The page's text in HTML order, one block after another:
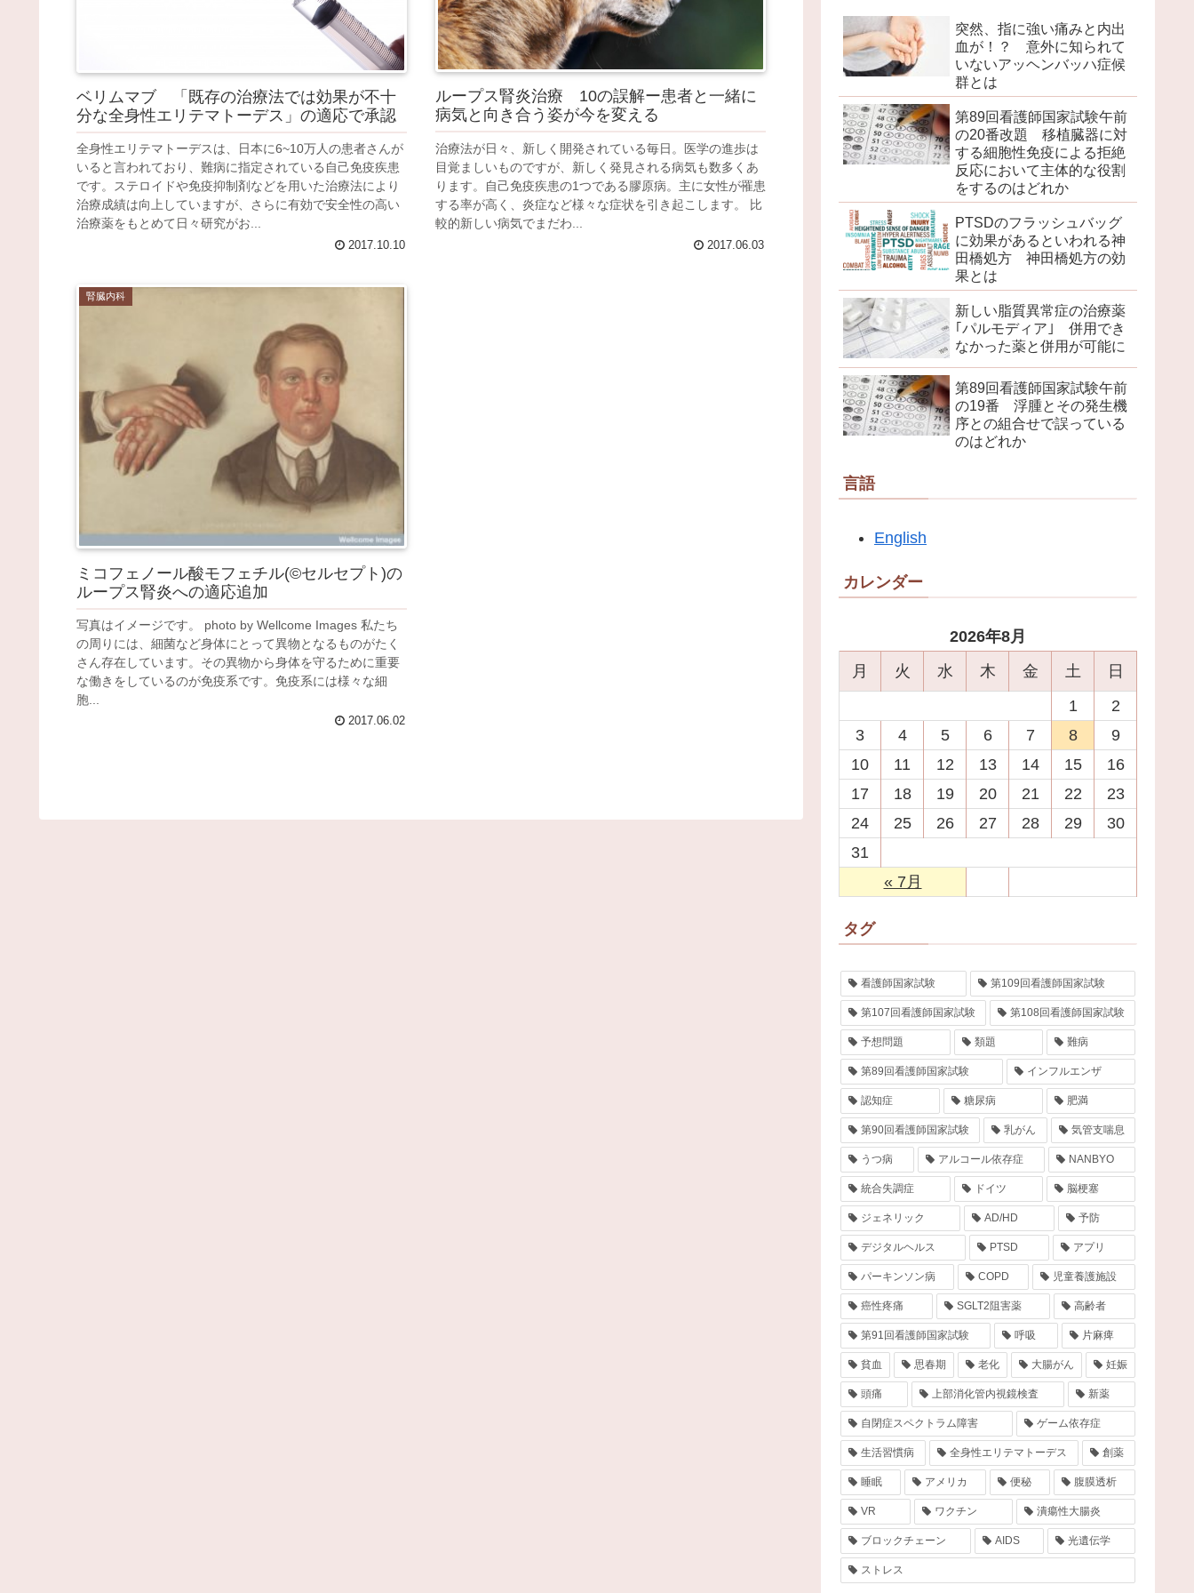
ベリムマブ 「既存の治療法では効果が不十
分な全身性エリテマトーデス」の適応で承認
全身性エリテマトーデスは、日本に6~10万人の患者さんが
いると言われており、難病に指定されている自己免疫疾患
です。ステロイドや免疫抑制剤などを用いた治療法により
治療成績は向上していますが、さらに有効で安全性の高い
治療薬をもとめて日々研究がお...
2017.10.10
ループス腎炎治療 10の誤解ー患者と一緒に
病気と向き合う姿が今を変える
治療法が日々、新しく開発されている毎日。医学の進歩は
目覚ましいものですが、新しく発見される病気も数多くあ
ります。自己免疫疾患の1つである膠原病。主に女性が罹患
する率が高く、炎症など様々な症状を引き起こします。 比
較的新しい病気でまだわ...
2017.06.03
腎臓内科
ミコフェノール酸モフェチル(©セルセプト)の
ループス腎炎への適応追加
写真はイメージです。 photo by Wellcome Images 私たち
の周りには、細菌など身体にとって異物となるものがたく
さん存在しています。その異物から身体を守るために重要
な働きをしているのが免疫系です。免疫系には様々な細
胞...
2017.06.02
突然、指に強い痛みと内出
血が！？ 意外に知られて
いないアッヘンバッハ症候
群とは
第89回看護師国家試験午前
の20番改題 移植臓器に対
する細胞性免疫による拒絶
反応において主体的な役割
をするのはどれか
PTSDのフラッシュバッグ
に効果があるといわれる神
田橋処方 神田橋処方の効
果とは
新しい脂質異常症の治療薬
｢パルモディア｣ 併用でき
なかった薬と併用が可能に
第89回看護師国家試験午前
の19番 浮腫とその発生機
序との組合せで誤っている
のはどれか
言語
English
カレンダー
2026年8月
月
火 水 木 金 土 日
« 7月
1
2
3
4 5 6 7 8
9
10
11 12 13 14 15
16
17
18 19 20 21 22
23
24
25 26 27 28 29
30
31
タグ
看護師国家試験 第109回看護師国家試験
第107回看護師国家試験 第108回看護師国家試験
予想問題 類題 難病
第89回看護師国家試験 インフルエンザ
認知症 糖尿病 肥満
第90回看護師国家試験 乳がん 気管支喘息
うつ病 アルコール依存症 NANBYO
統合失調症 ドイツ 脳梗塞
ジェネリック AD/HD 予防
デジタルヘルス PTSD アプリ
パーキンソン病 COPD 児童養護施設
癌性疼痛 SGLT2阻害薬 高齢者
第91回看護師国家試験 呼吸 片麻痺
貧血 思春期 老化 大腸がん 妊娠
頭痛 上部消化管内視鏡検査 新薬
自閉症スペクトラム障害 ゲーム依存症
生活習慣病 全身性エリテマトーデス 創薬
睡眠 アメリカ 便秘 腹膜透析
VR ワクチン 潰瘍性大腸炎
ブロックチェーン AIDS 光遺伝学
ストレス